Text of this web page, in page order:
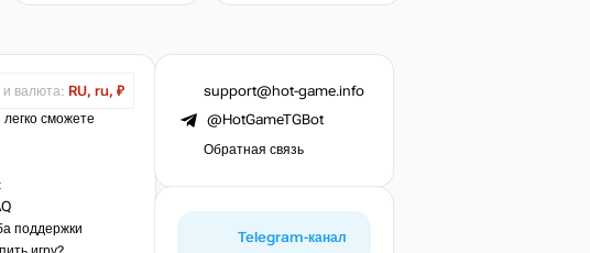
и валюта: RU, ru, ₽
сможете
поддержки
support@hot-game.info
@HotGameTGBot
Обратная связь
Telegram-канал